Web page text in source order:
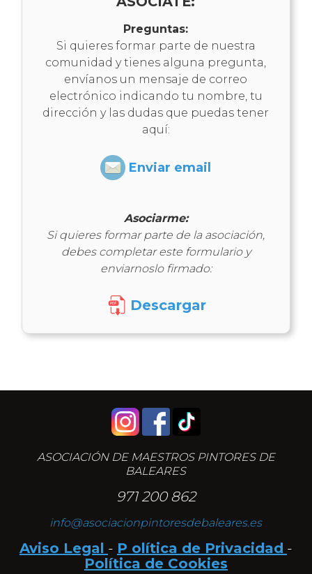
Órganos de Gobierno
¿Que podemos hacer
Ofertas y
ASÓCIATE:
Preguntas:
Si quieres formar parte de nuestra
comunidad y tienes alguna pregunta,
envíanos un mensaje de correo
electrónico indicando tu nombre, tu
dirección y las dudas que puedas tener
aquí:
Enviar email
Asociarme:
Si quieres formar parte de la asociación,
debes completar este formulario y
enviarnoslo firmado:
Descargar
ASOCIACIÓN DE MAESTROS PINTORES DE
BALEARES
971 200 862
info@asociacionpintoresdebaleares.es
Aviso Legal - P olítica de Privacidad -
Política de Cookies